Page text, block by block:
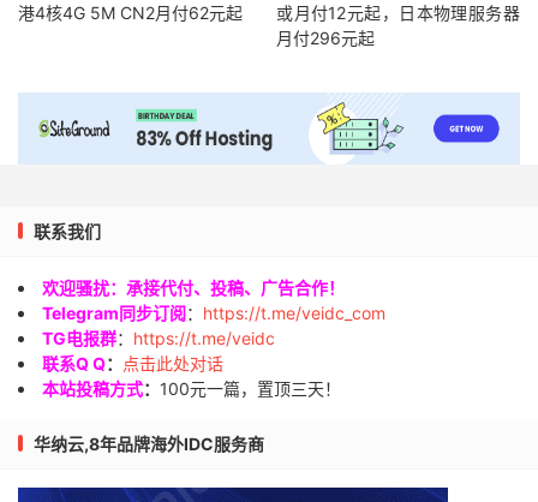
港4核4G 5M CN2月付62元起
或月付12元起，日本物理服务器
月付296元起
联系我们
欢迎骚扰：承接代付、投稿、广告合作！
Telegram同步订阅： https://t.me/veidc_com
TG电报群： https://t.me/veidc
联系Q Q：
点击此处对话
本站投稿方式： 100元一篇，置顶三天！
华纳云,8年品牌海外IDC服务商